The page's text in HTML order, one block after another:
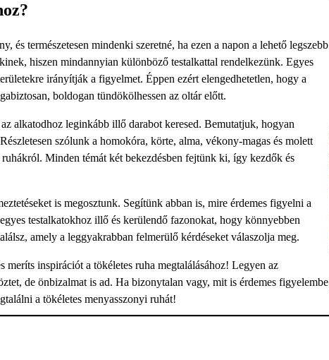
és természetesen mindenki szeretné, ha ezen a napon a lehető legszebb
hiszen mindannyian különböző testalkattal rendelkezünk. Egyes
irányítják a figyelmet. Éppen ezért elengedhetetlen, hogy a
boldogan tündökölhessen az oltár előtt.
alkatodhoz leginkább illő darabot keresed. Bemutatjuk, hogyan
szólunk a homokóra, körte, alma, vékony-magas és molett
Minden témát két bekezdésben fejtünk ki, így kezdők és
is megosztunk. Segítünk abban is, mire érdemes figyelni a
testalkatokhoz illő és kerülendő fazonokat, hogy könnyebben
amely a leggyakrabban felmerülő kérdéseket válaszolja meg.
meríts inspirációt a tökéletes ruha megtalálásához! Legyen az
de önbizalmat is ad. Ha bizonytalan vagy, mit is érdemes figyelembe
a tökéletes menyasszonyi ruhát!